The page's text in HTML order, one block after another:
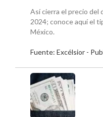
Así cierra el precio del
2024; conoce aquí el
México.
Fuente: Excélsior -